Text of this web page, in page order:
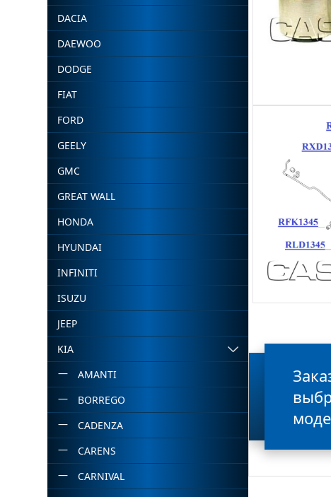
DACIA
DAEWOO
DODGE
FIAT
FORD
GEELY
GMC
GREAT WALL
HONDA
HYUNDAI
INFINITI
ISUZU
JEEP
KIA
AMANTI
BORREGO
CADENZA
CARENS
CARNIVAL